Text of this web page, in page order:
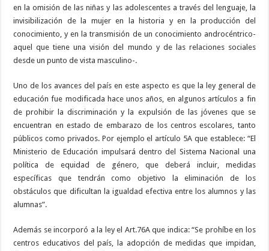
en la omisión de las niñas y las adolescentes a través del lenguaje, la
invisibilización de la mujer en la historia y en la producción del
conocimiento, y en la transmisión de un conocimiento androcéntrico-
aquel que tiene una visión del mundo y de las relaciones sociales
desde un punto de vista masculino-.
Uno de los avances del país en este aspecto es que la ley general de
educación fue modificada hace unos años, en algunos artículos a fin
de prohibir la discriminación y la expulsión de las jóvenes que se
encuentran en estado de embarazo de los centros escolares, tanto
públicos como privados. Por ejemplo el artículo 5A que establece: “El
Ministerio de Educación impulsará dentro del Sistema Nacional una
política de equidad de género, que deberá incluir, medidas
específicas que tendrán como objetivo la eliminación de los
obstáculos que dificultan la igualdad efectiva entre los alumnos y las
alumnas”.
Además se incorporó a la ley el Art.76A que indica: “Se prohíbe en los
centros educativos del país, la adopción de medidas que impidan,